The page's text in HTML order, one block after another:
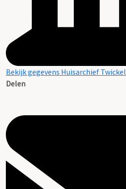
Bekijk gegevens Huisarchief Twickel
Delen